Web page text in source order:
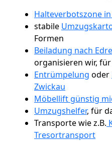
Halteverbotszone
stabile
Formen
Beiladung nach
organisieren wir,
Entrümpelung oder
Zwickau
Möbellift günstig
Umzugshelfer, für
Transporte wie z.B.
Tresortransport